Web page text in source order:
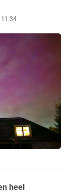
heel